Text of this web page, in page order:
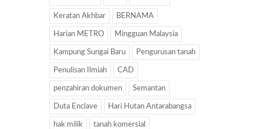
Keratan Akhbar BERNAMA
Harian METRO Mingguan Malaysia
Kampung Sungai Baru Pengurusan tanah
Penulisan Ilmiah CAD
penzahiran dokumen Semantan
Duta Enclave Hari Hutan Antarabangsa
hak milik tanah komersial